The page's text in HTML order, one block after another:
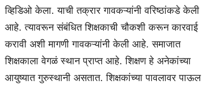
व्हिडिओ केला. याची तक्रार गावकऱ्यांनी वरिष्ठांकडे केली
आहे. त्यावरून संबंधित शिक्षकाची चौकशी करून कारवाई
करावी अशी मागणी गावकऱ्यांनी केली आहे. समाजात
शिक्षकाला वेगळं स्थान प्राप्त आहे. शिक्षण हे अनेकांच्या
आयुष्यात गुरुस्थानी असतात. शिक्षकांच्या पावलावर पाऊल